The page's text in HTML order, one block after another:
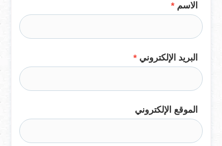
الاسم *
البريد الإلكتروني *
الموقع الإلكتروني